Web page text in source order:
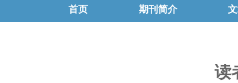
首页 期刊简介
读